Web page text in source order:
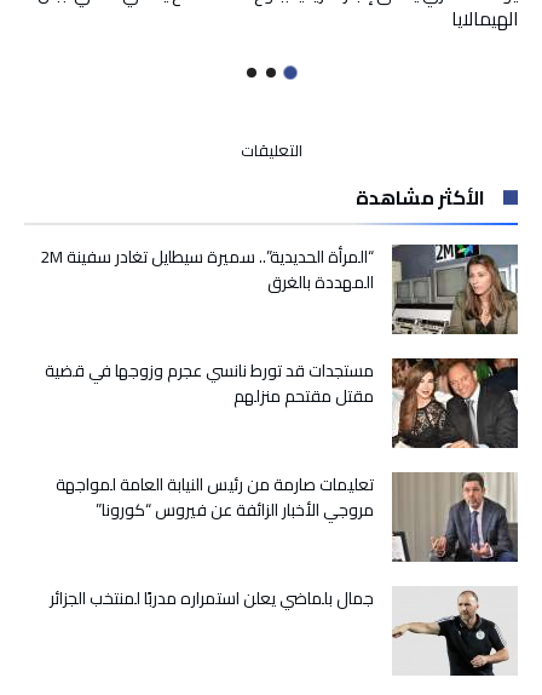
الهيمالايا
التعليقات
تدشن
عملها
بالاستماع
مغلقة
الأكثر مشاهدة
“المرأة الحديدية”.. سميرة سيطايل تغادر سفينة 2M
المهددة بالغرق
مستجدات قد تورط نانسي عجرم وزوجها في قضية
مقتل مقتحم منزلهم
تعليمات صارمة من رئيس النيابة العامة لمواجهة
مروجي الأخبار الزائفة عن فيروس “كورونا”
جمال بلماضي يعلن استمراره مدربًا لمنتخب الجزائر